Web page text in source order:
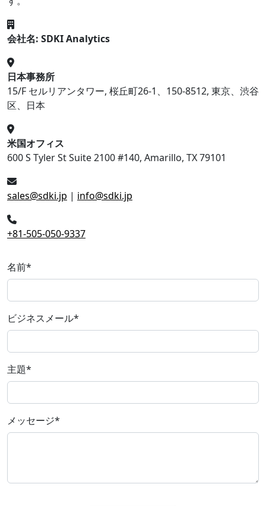
会社名: SDKI Analytics
日本事務所
15/F セルリアンタワー, 桜丘町26-1、150-8512, 東京、渋谷
区、日本
米国オフィス
600 S Tyler St Suite 2100 #140, Amarillo, TX 79101
sales@sdki.jp | info@sdki.jp
+81-505-050-9337
名前*
ビジネスメール*
主題*
メッセージ*